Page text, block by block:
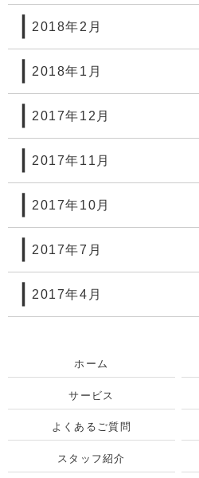
2018年2月
2018年1月
2017年12月
2017年11月
2017年10月
2017年7月
2017年4月
ホーム
サービス
よくあるご質問
スタッフ紹介